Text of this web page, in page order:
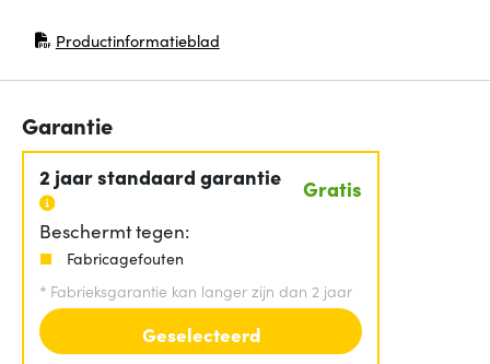
Productinformatieblad
(opent in nieuw venster)
Garantie
2 jaar standaard garantie Gratis
Beschermt tegen:
Fabricagefouten
* Fabrieksgarantie kan langer zijn dan 2 jaar
Geselecteerd